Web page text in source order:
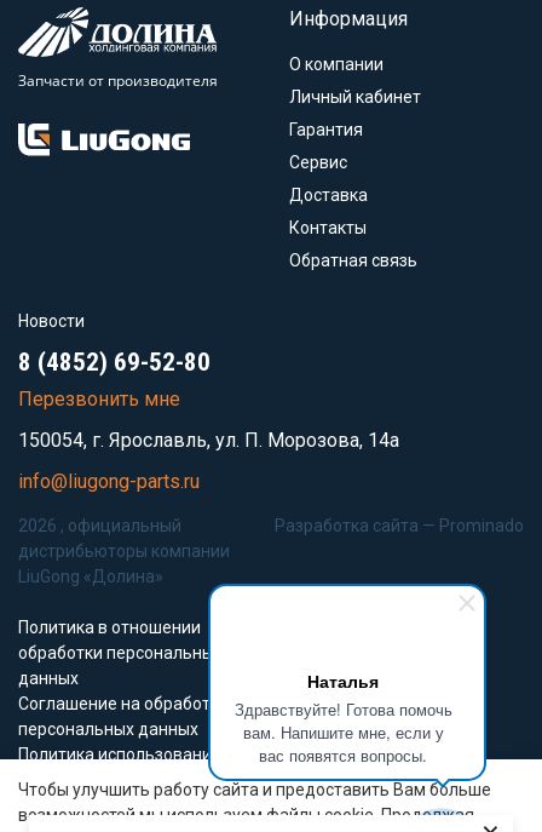
Наталья
Здравствуйте! Готова помочь
вам. Напишите мне, если у
вас появятся вопросы.
Запчасти от производителя
Информация
О компании
Личный кабинет
Гарантия
Сервис
Доставка
Контакты
Обратная связь
Новости
8 (4852) 69-52-80
Перезвонить мне
150054, г. Ярославль, ул. П. Морозова, 14а
info@liugong-parts.ru
2026 , официальный
дистрибьюторы компании
LiuGong «Долина»
Политика в отношении
обработки персональных
данных
Соглашение на обработку
персональных данных
Политика использования
Cookie-файлов
Разработка сайта — Prominado
Все материалы данного сайта являются объектами авторского права (в
Чтобы улучшить работу сайта и предоставить Вам больше
возможностей мы используем файлы cookie. Продолжая